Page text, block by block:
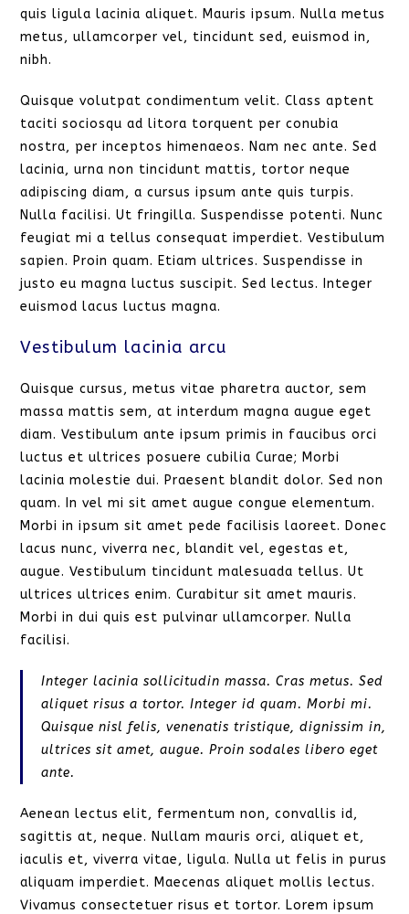
quis ligula lacinia aliquet. Mauris ipsum. Nulla metus
metus, ullamcorper vel, tincidunt sed, euismod in,
nibh.
Quisque volutpat condimentum velit. Class aptent
taciti sociosqu ad litora torquent per conubia
nostra, per inceptos himenaeos. Nam nec ante. Sed
lacinia, urna non tincidunt mattis, tortor neque
adipiscing diam, a cursus ipsum ante quis turpis.
Nulla facilisi. Ut fringilla. Suspendisse potenti. Nunc
feugiat mi a tellus consequat imperdiet. Vestibulum
sapien. Proin quam. Etiam ultrices. Suspendisse in
justo eu magna luctus suscipit. Sed lectus. Integer
euismod lacus luctus magna.
Vestibulum lacinia arcu
Quisque cursus, metus vitae pharetra auctor, sem
massa mattis sem, at interdum magna augue eget
diam. Vestibulum ante ipsum primis in faucibus orci
luctus et ultrices posuere cubilia Curae; Morbi
lacinia molestie dui. Praesent blandit dolor. Sed non
quam. In vel mi sit amet augue congue elementum.
Morbi in ipsum sit amet pede facilisis laoreet. Donec
lacus nunc, viverra nec, blandit vel, egestas et,
augue. Vestibulum tincidunt malesuada tellus. Ut
ultrices ultrices enim. Curabitur sit amet mauris.
Morbi in dui quis est pulvinar ullamcorper. Nulla
facilisi.
Integer lacinia sollicitudin massa. Cras metus. Sed
aliquet risus a tortor. Integer id quam. Morbi mi.
Quisque nisl felis, venenatis tristique, dignissim in,
ultrices sit amet, augue. Proin sodales libero eget
ante.
Aenean lectus elit, fermentum non, convallis id,
sagittis at, neque. Nullam mauris orci, aliquet et,
iaculis et, viverra vitae, ligula. Nulla ut felis in purus
aliquam imperdiet. Maecenas aliquet mollis lectus.
Vivamus consectetuer risus et tortor. Lorem ipsum